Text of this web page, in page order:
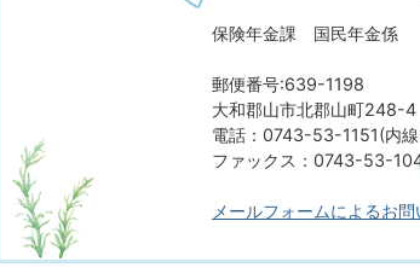
保険年金課 国民年金係
郵便番号:639-1198
大和郡山市北郡山町248-4
電話：0743-53-1151(内
ファックス：0743-53-
メールフォームによるお